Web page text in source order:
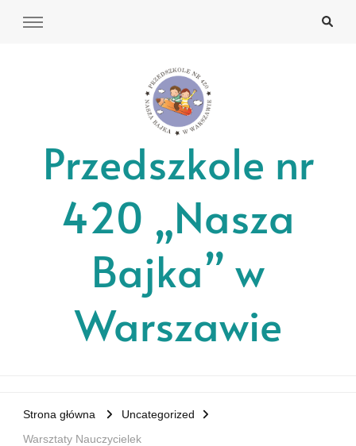
Przedszkole nr
420 „Nasza
Bajka” w
Warszawie
Strona główna
Uncategorized
Warsztaty Nauczycielek